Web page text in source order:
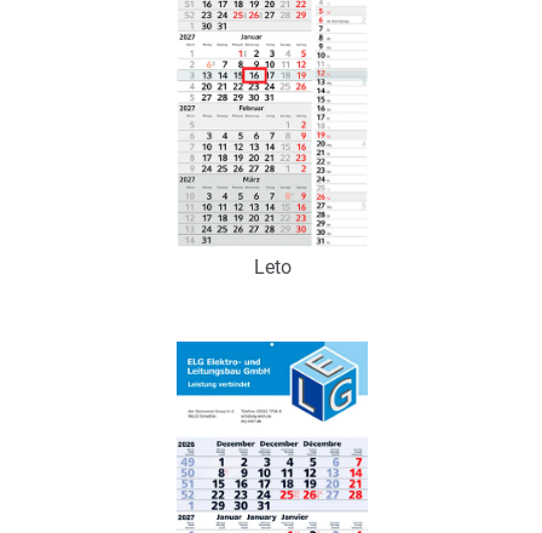
Leto
Art.-Nr.: K53201
Verfügbar
Zum Merkzettel hinzufügen